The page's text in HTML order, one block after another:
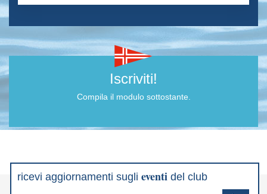
Iscriviti!
Compila il modulo sottostante.
ricevi aggiornamenti sugli eventi del club